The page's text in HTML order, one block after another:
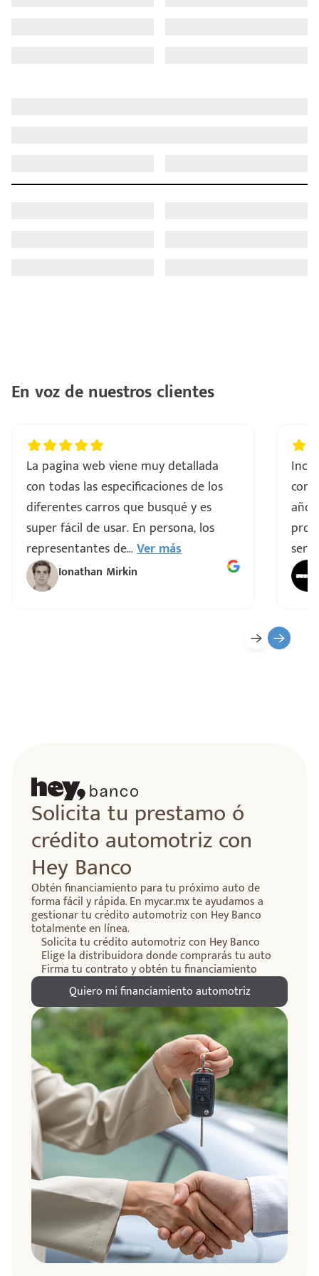
En voz de nuestros clientes
La pagina web viene muy detallada
con todas las especificaciones de los
diferentes carros que busqué y es
super fácil de usar. En persona, los
representantes de...Ver más
Ionathan Mirkin
Solicita tu prestamo ó
crédito automotriz con
Hey Banco
Obtén financiamiento para tu próximo auto de
forma fácil y rápida. En mycar.mx te ayudamos a
gestionar tu crédito automotriz con Hey Banco
totalmente en línea.
Solicita tu crédito automotriz con Hey Banco
Elige la distribuidora donde comprarás tu auto
Firma tu contrato y obtén tu financiamiento
Quiero mi financiamiento automotriz